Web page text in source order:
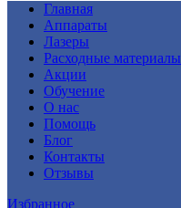
Главная
Аппараты
Лазеры
Расходные материалы
Акции
Обучение
О нас
Помощь
Блог
Контакты
Отзывы
Избранное